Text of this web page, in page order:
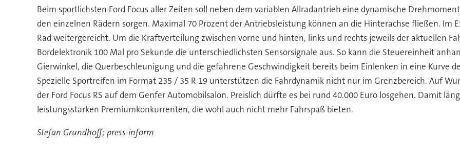
Beim sportlichsten Ford Focus aller Zeiten soll neben dem variablen Allradantrieb eine dynamische
den einzelnen Rädern sorgen. Maximal 70 Prozent der Antriebsleistung können an die Hinterachse fließen. Im
Rad weitergereicht. Um die Kraftverteilung zwischen vorne und hinten, links und rechts jeweils der aktuellen
Bordelektronik 100 Mal pro Sekunde die unterschiedlichsten Sensorsignale aus. So kann die Steuereinheit
Gierwinkel, die Querbeschleunigung und die gefahrene Geschwindigkeit bereits beim Einlenken in eine
Spezielle Sportreifen im Format 235 / 35 R 19 unterstützen die Fahrdynamik nicht nur im Grenzbereich. Auf
der Ford Focus RS auf dem Genfer Automobilsalon. Preislich dürfte es bei rund 40.000 Euro losgehen. Damit
leistungsstarken Premiumkonkurrenten, die wohl auch nicht mehr Fahrspaß bieten.
Stefan Grundhoff; press-inform